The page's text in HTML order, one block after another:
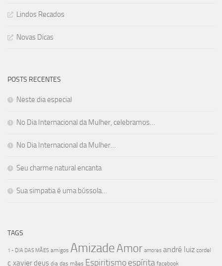
Lindos Recados
Novas Dicas
POSTS RECENTES
Neste dia especial
No Dia Internacional da Mulher, celebramos…
No Dia Internacional da Mulher…
Seu charme natural encanta
Sua simpatia é uma bússola…
TAGS
1 - DIA DAS MÃES amigos AmizadeAmor amores andré luiz cordel
c xavier deus dia das mães Espiritismoespírita facebook